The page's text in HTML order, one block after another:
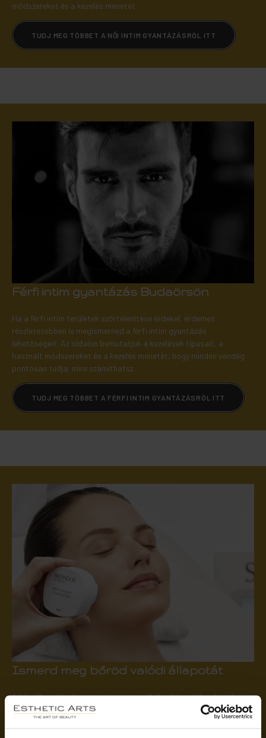
módszereket és a kezelés menetét.
TUDJ MEG TÖBBET A NŐI INTIM GYANTÁZÁSRÓL ITT
Férfi intim gyantázás Budaörsön
Ha a férfi intim területek szőrtelenítése érdekel, érdemes
részletesebben is megismerned a férfi intim gyantázás
lehetőségeit. Az oldalon bemutatjuk a kezelések típusait, a
használt módszereket és a kezelés menetét, hogy minden vendég
pontosan tudja, mire számíthatsz.
TUDJ MEG TÖBBET A FÉRFI INTIM GYANTÁZÁSRÓL ITT
Ismerd meg bőröd valódi állapotát
A bőr állapotának pontos ismerete nélkül nehéz valóban hatékony
kezelést választani. A professzionális Skeyndor bőrdiagnosztika
lehetővé teszi, hogy részletes képet kapjunk bőröd aktuális